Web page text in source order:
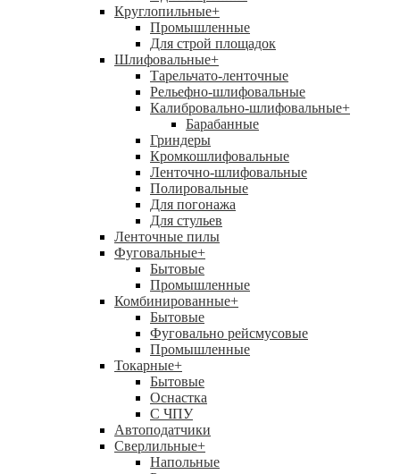
Круглопильные+
Промышленные
Для строй площадок
Шлифовальные+
Тарельчато-ленточные
Рельефно-шлифовальные
Калибровально-шлифовальные+
Барабанные
Гриндеры
Кромкошлифовальные
Ленточно-шлифовальные
Полировальные
Для погонажа
Для стульев
Ленточные пилы
Фуговальные+
Бытовые
Промышленные
Комбинированные+
Бытовые
Фуговально рейсмусовые
Промышленные
Токарные+
Бытовые
Оснастка
С ЧПУ
Автоподатчики
Сверлильные+
Напольные